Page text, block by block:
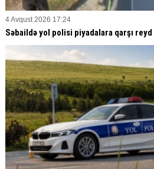
4 Avqust 2026 17:24
Səbaildə yol polisi piyadalara qarşı